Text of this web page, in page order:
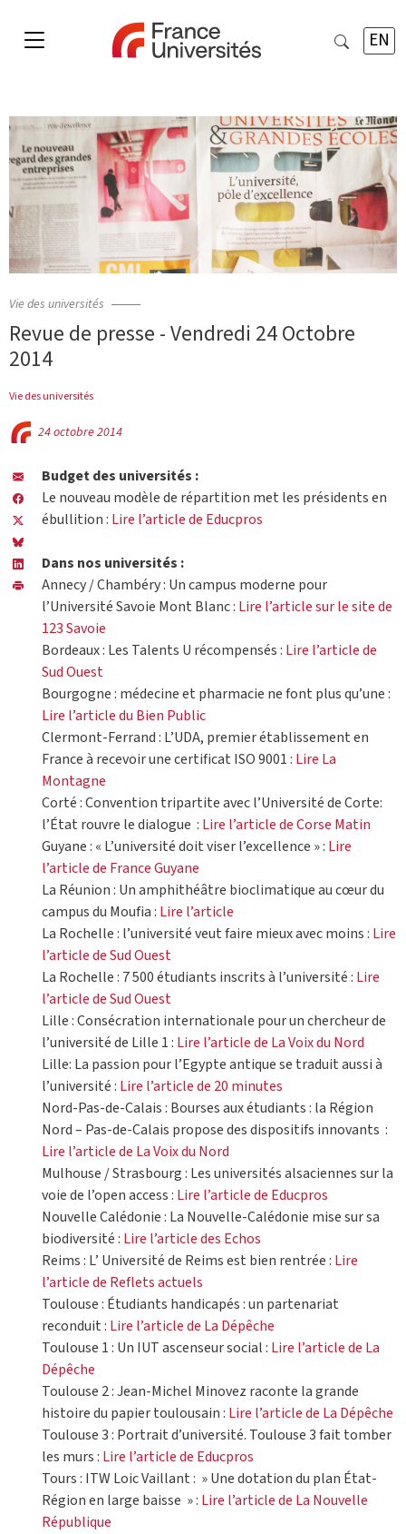
EN
Vie des universités
Revue de presse - Vendredi 24 Octobre
2014
Vie des universités
24 octobre 2014
Budget des universités :
Le nouveau modèle de répartition met les présidents en
ébullition : Lire l’article de Educpros
Dans nos universités :
Annecy / Chambéry : Un campus moderne pour
l’Université Savoie Mont Blanc : Lire l’article sur le site de
123 Savoie
Bordeaux : Les Talents U récompensés : Lire l’article de
Sud Ouest
Bourgogne : médecine et pharmacie ne font plus qu’une :
Lire l’article du Bien Public
Clermont-Ferrand : L’UDA, premier établissement en
France à recevoir une certificat ISO 9001 : Lire La
Montagne
Corté : Convention tripartite avec l’Université de Corte:
l’État rouvre le dialogue : Lire l’article de Corse Matin
Guyane : « L’université doit viser l’excellence » : Lire
l’article de France Guyane
La Réunion : Un amphithéâtre bioclimatique au cœur du
campus du Moufia : Lire l’article
La Rochelle : l’université veut faire mieux avec moins : Lire
l’article de Sud Ouest
La Rochelle : 7 500 étudiants inscrits à l’université : Lire
l’article de Sud Ouest
Lille : Consécration internationale pour un chercheur de
l’université de Lille 1 : Lire l’article de La Voix du Nord
Lille: La passion pour l’Egypte antique se traduit aussi à
l’université : Lire l’article de 20 minutes
Nord-Pas-de-Calais : Bourses aux étudiants : la Région
Nord – Pas-de-Calais propose des dispositifs innovants :
Lire l’article de La Voix du Nord
Mulhouse / Strasbourg : Les universités alsaciennes sur la
voie de l’open access : Lire l’article de Educpros
Nouvelle Calédonie : La Nouvelle-Calédonie mise sur sa
biodiversité : Lire l’article des Echos
Reims : L’ Université de Reims est bien rentrée : Lire
l’article de Reflets actuels
Toulouse : Étudiants handicapés : un partenariat
reconduit : Lire l’article de La Dépêche
Toulouse 1 : Un IUT ascenseur social : Lire l’article de La
Dépêche
Toulouse 2 : Jean-Michel Minovez raconte la grande
histoire du papier toulousain : Lire l’article de La Dépêche
Toulouse 3 : Portrait d’université. Toulouse 3 fait tomber
les murs : Lire l’article de Educpros
Tours : ITW Loic Vaillant : » Une dotation du plan État-
Région en large baisse » : Lire l’article de La Nouvelle
République